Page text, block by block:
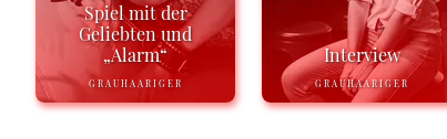
Spiel mit der
Geliebten und
„Alarm“
GRAUHAARIGER
Interview
GRAUHAARIGER